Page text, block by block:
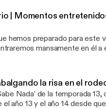
Balcells explica que lo de la
(¡vaya sorpresa!); cuando
cincuenta años.
| Momentos
hemos preparado para este
mansamente en él a
muy pronto. ¿Nos las
de la temporada 13 del
la risa en el
Nada’ de la temporada
año 13 y el año 14 desde